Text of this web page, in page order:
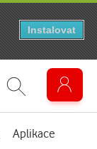
Aplikace
Instalovat